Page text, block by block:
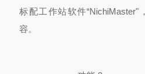
标配工作站软件
容。